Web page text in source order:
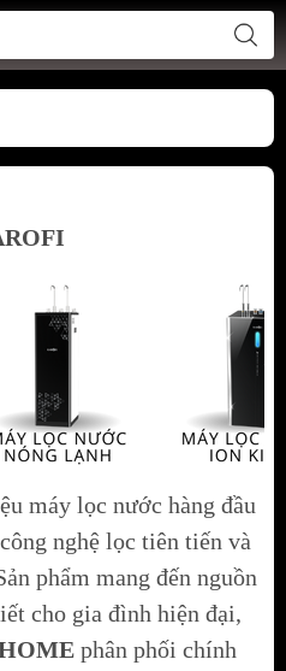
máy lọc nước hàng đầu
nghệ lọc tiên tiến và
phẩm mang đến nguồn
cho gia đình hiện đại,
phân phối chính